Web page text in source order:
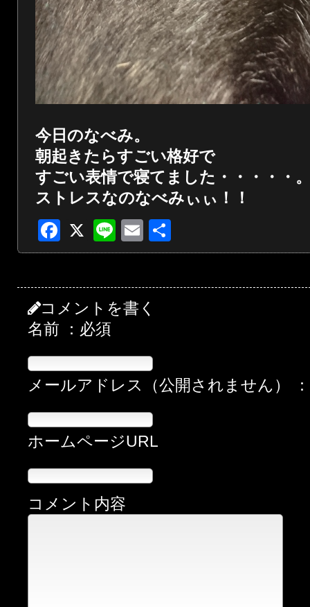
今日のなべみ。
朝起きたらすごい格好で
すごい表情で寝てました・・・・・
ストレスなのなべみぃぃ！！
Facebook
X LineEmail
有
コメントを書く
名前 ：必須
メールアドレス（公開されません）
ホームページURL
コメント内容